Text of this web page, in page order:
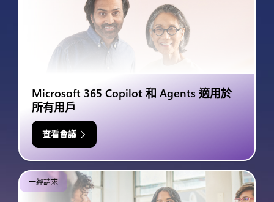
Microsoft 365 Copilot 和 Agents 適用於
所有用戶
查看會議
一經請求